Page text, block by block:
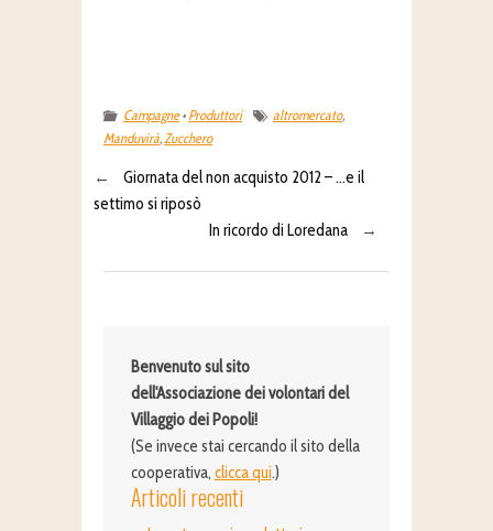
Campagne• Produttori altromercato,
Manduvirà,Zucchero
←
Giornata del non acquisto 2012 – …e il
settimo si riposò
In ricordo di Loredana
→
Benvenuto sul sito
dell'Associazione dei volontari del
Villaggio dei Popoli!
(Se invece stai cercando il sito della
cooperativa, clicca qui.)
Articoli recenti